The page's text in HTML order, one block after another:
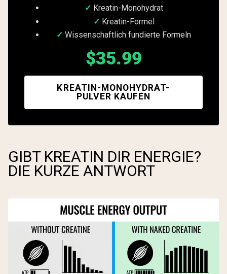
Kreatin-Monohydrat
Kreatin-Formel
Wissenschaftlich fundierte Formeln
$35.99
KREATIN-MONOHYDRAT-
PULVER KAUFEN
GIBT KREATIN DIR ENERGIE?
DIE KURZE ANTWORT